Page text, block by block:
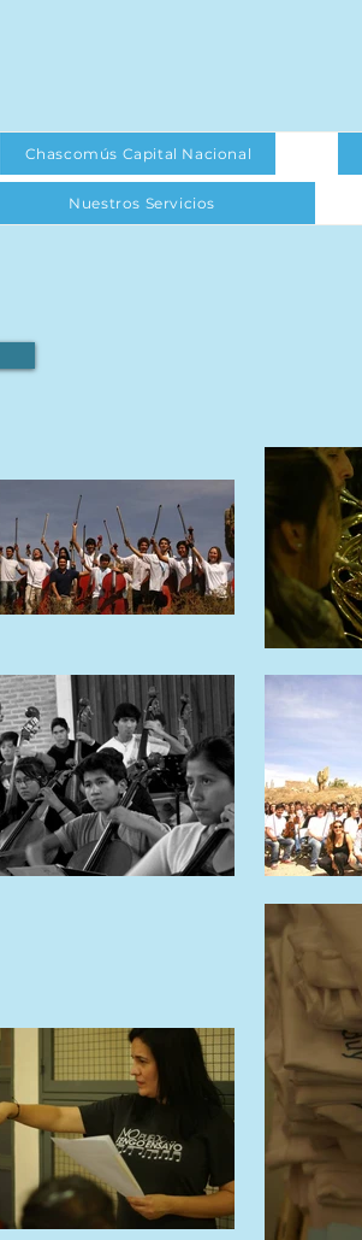
Chascomús Capital Nacional
Nuestros Servicios